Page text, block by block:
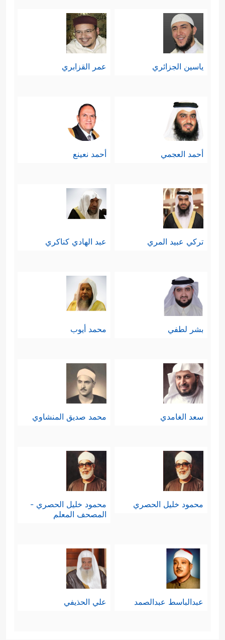
ياسين الجزائري عمر القزابري
أحمد العجمي أحمد نعينع
تركي عبيد المري عبد الهادي كناكري
بشر لطفي محمد أيوب
سعد الغامدي محمد صديق المنشاوي
محمود خليل الحصري
محمود خليل الحصري -
المصحف المعلم
عبدالباسط عبدالصمد علي الحذيفي